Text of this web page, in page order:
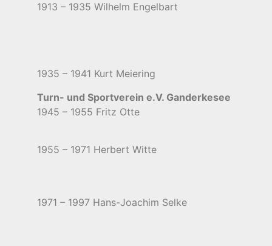
1913 – 1935 Wilhelm Engelbart
1935 – 1941 Kurt Meiering
Turn- und Sportverein e.V. Ganderkesee
1945 – 1955 Fritz Otte
1955 – 1971 Herbert Witte
1971 – 1997 Hans-Joachim Selke